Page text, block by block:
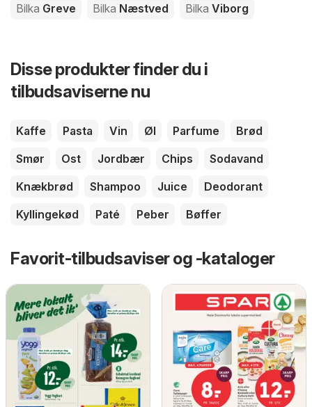
Bilka Greve Bilka Næstved Bilka Viborg
Disse produkter finder du i
tilbudsaviserne nu
Kaffe Pasta Vin Øl Parfume
Brød
Smør
Ost Jordbær Chips
Sodavand
Knækbrød
Shampoo Juice
Deodorant
Kyllingekød
Paté Peber Bøffer
Favorit-tilbudsaviser og -kataloger